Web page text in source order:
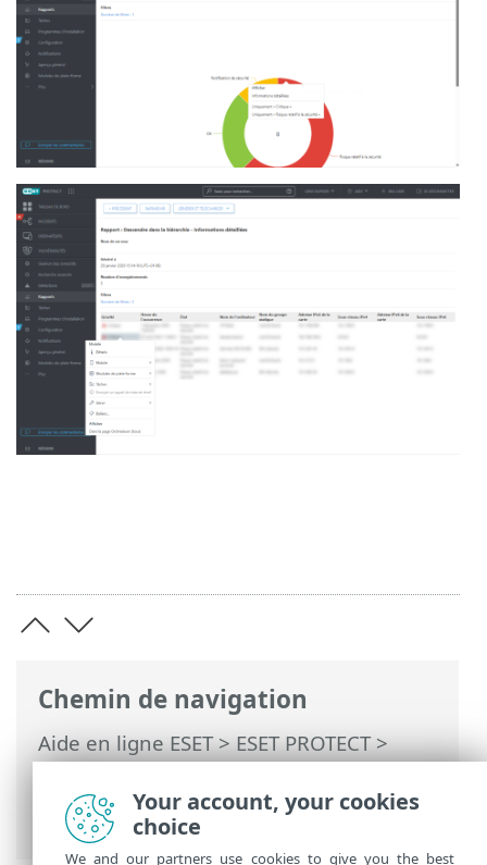
Chemin de navigation
Aide en ligne ESET>ESET PROTECT>
Utilisation d'ESET PROTECT>ESET
PROTECT Menu principal >Tableau de
bord> Descendre dans la hiérarchie
Your account, your cookies
choice
We and our partners use cookies to give you the best